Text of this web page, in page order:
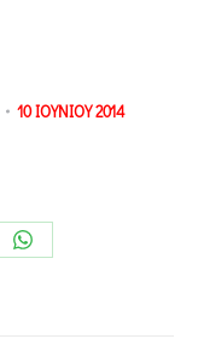
10 ΙΟΥΝΙΟΥ 2014